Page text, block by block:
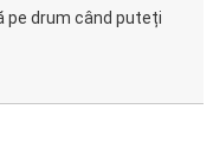
pe drum când puteți